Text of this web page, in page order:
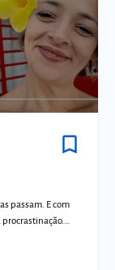
bookmark_border
passam. E com